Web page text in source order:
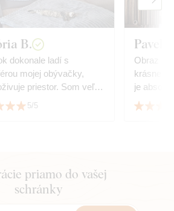
B.
dokonale ladí s
mojej obývačky,
priestor. Som veľmi
s kvalitou aj so
5/5
Pavel
Obraz sa
krásne
je
a
priamo do vašej
schránky